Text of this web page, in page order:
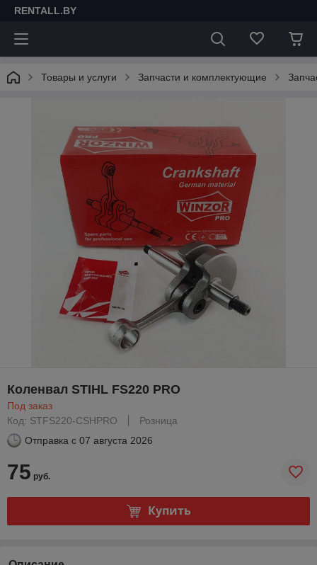
RENTALL.BY
Товары и услуги Запчасти и комплектующие
Коленвал STIHL FS220 PRO
Под заказ
Код: STFS220-CSHPRO
Розница
Отправка с 07 августа 2026
75 руб.
Купить